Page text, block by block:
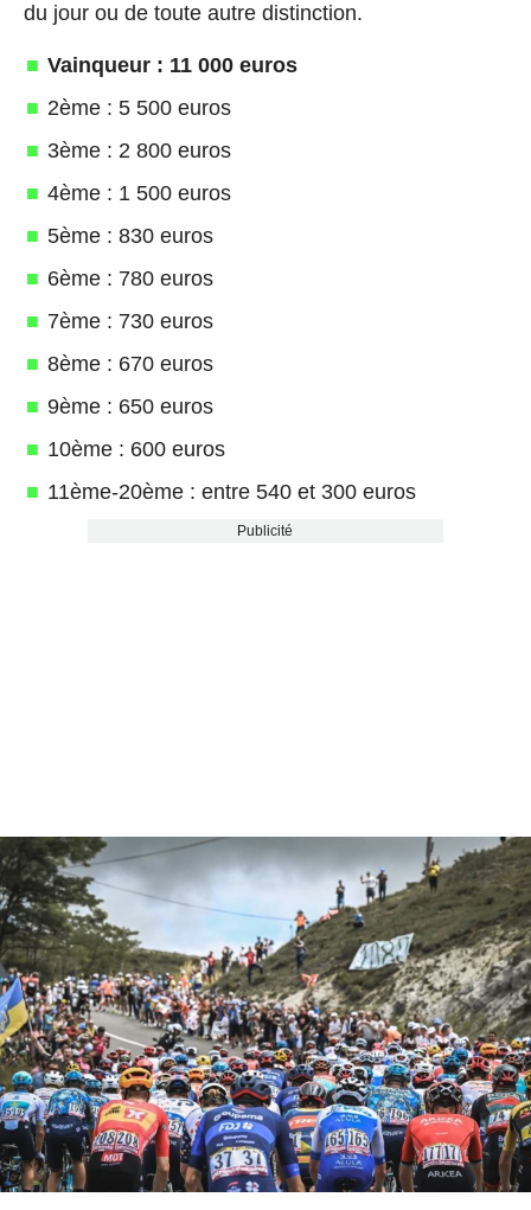
du jour ou de toute autre distinction.
Vainqueur : 11 000 euros
2ème : 5 500 euros
3ème : 2 800 euros
4ème : 1 500 euros
5ème : 830 euros
6ème : 780 euros
7ème : 730 euros
8ème : 670 euros
9ème : 650 euros
10ème : 600 euros
11ème-20ème : entre 540 et 300 euros
Publicité